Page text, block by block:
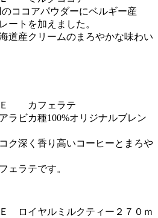
ココアパウダーにベルギー産
ートを加えました。
道産クリームのまろやかな味わい
Ｅ カフェラテ
ラビカ種100%オリジナルブレン
ク深く香り高いコーヒーとまろや
ェラテです。
ロイヤルミルクティー２７０ｍ